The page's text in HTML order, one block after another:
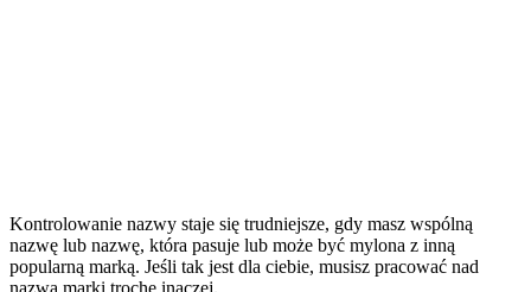
Kontrolowanie nazwy staje się trudniejsze, gdy masz wspólną
nazwę lub nazwę, która pasuje lub może być mylona z inną
popularną marką. Jeśli tak jest dla ciebie, musisz pracować nad
nazwą marki trochę inaczej.